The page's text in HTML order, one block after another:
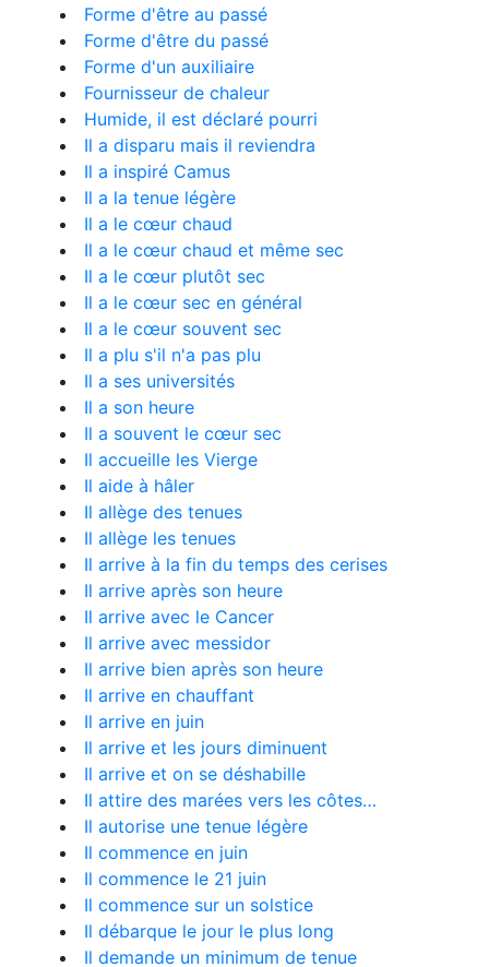
Forme d'être au passé
Forme d'être du passé
Forme d'un auxiliaire
Fournisseur de chaleur
Humide, il est déclaré pourri
Il a disparu mais il reviendra
Il a inspiré Camus
Il a la tenue légère
Il a le cœur chaud
Il a le cœur chaud et même sec
Il a le cœur plutôt sec
Il a le cœur sec en général
Il a le cœur souvent sec
Il a plu s'il n'a pas plu
Il a ses universités
Il a son heure
Il a souvent le cœur sec
Il accueille les Vierge
Il aide à hâler
Il allège des tenues
Il allège les tenues
Il arrive à la fin du temps des cerises
Il arrive après son heure
Il arrive avec le Cancer
Il arrive avec messidor
Il arrive bien après son heure
Il arrive en chauffant
Il arrive en juin
Il arrive et les jours diminuent
Il arrive et on se déshabille
Il attire des marées vers les côtes…
Il autorise une tenue légère
Il commence en juin
Il commence le 21 juin
Il commence sur un solstice
Il débarque le jour le plus long
Il demande un minimum de tenue